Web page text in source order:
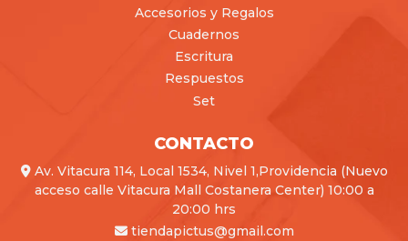
Accesorios y Regalos
Cuadernos
Escritura
Respuestos
Set
CONTACTO
Av. Vitacura 114, Local 1534, Nivel 1,Providencia (Nuevo
acceso calle Vitacura Mall Costanera Center) 10:00 a
20:00 hrs
tiendapictus@gmail.com